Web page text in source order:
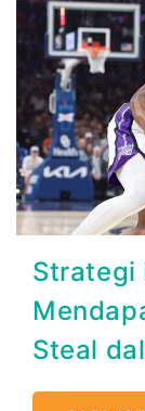
Strategi
Steal